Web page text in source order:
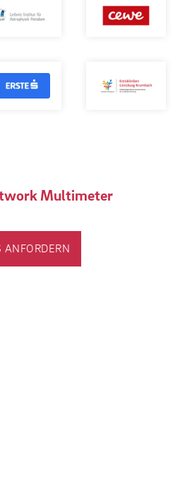
Multimeter
ANFORDERN